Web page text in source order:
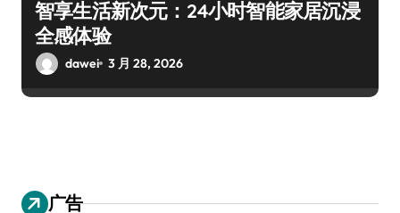
智享生活新次元：24小时智能家居沉浸
全感体验
dawei 3 月 28, 2026
广告